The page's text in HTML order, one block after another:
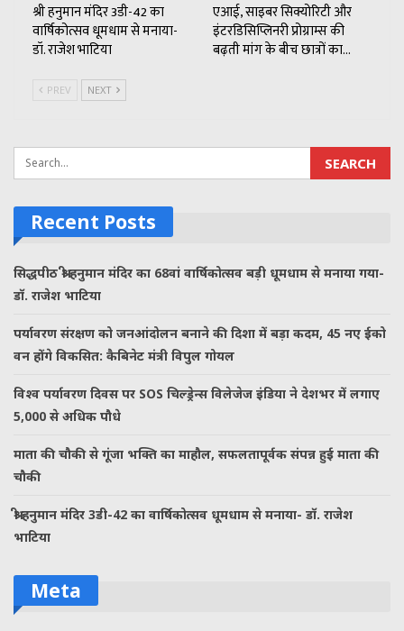
श्री हनुमान मंदिर 3डी-42 का
वार्षिकोत्सव धूमधाम से मनाया-
डॉ. राजेश भाटिया
एआई, साइबर सिक्योरिटी और
इंटरडिसिप्लिनरी प्रोग्राम्स की
बढ़ती मांग के बीच छात्रों का…
PREV NEXT
Recent Posts
सिद्धपीठ श्री हनुमान मंदिर का 68वां वार्षिकोत्सव बड़ी धूमधाम से मनाया गया-
डॉ. राजेश भाटिया
पर्यावरण संरक्षण को जनआंदोलन बनाने की दिशा में बड़ा कदम, 45 नए ईको
वन होंगे विकसित: कैबिनेट मंत्री विपुल गोयल
विश्व पर्यावरण दिवस पर SOS चिल्ड्रेन्स विलेजेज इंडिया ने देशभर में लगाए
5,000 से अधिक पौधे
माता की चौकी से गूंजा भक्ति का माहौल, सफलतापूर्वक संपन्न हुई माता की
चौकी
श्री हनुमान मंदिर 3डी-42 का वार्षिकोत्सव धूमधाम से मनाया- डॉ. राजेश
भाटिया
Meta